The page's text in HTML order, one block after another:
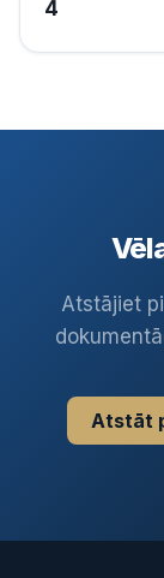
4
Atstājiet
Atstāt